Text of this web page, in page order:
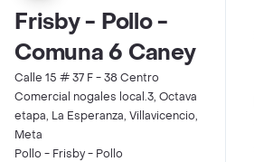
Frisby - Pollo -
Comuna 6 Caney
Calle 15 # 37 F - 38 Centro
Comercial nogales local.3, Octava
etapa, La Esperanza, Villavicencio,
Meta
Pollo - Frisby - Pollo